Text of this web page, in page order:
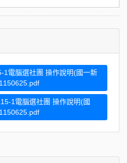
1電腦選社團 操作說明(國一新
1電腦選社團 操作說明(國